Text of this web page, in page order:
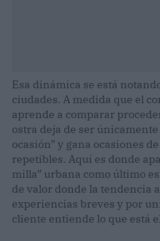
Esa dinámica se está
ciudades. A medida que el
aprende a comparar
ostra deja de ser
ocasión” y gana ocasiones
repetibles. Aquí es donde
milla” urbana como último
de valor donde la tendencia
experiencias breves y por
cliente entiende lo que está